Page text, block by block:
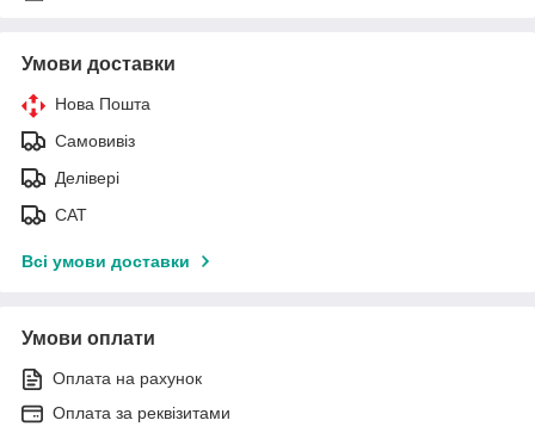
Умови доставки
Нова Пошта
Самовивіз
Делівері
САТ
Всі умови доставки
Умови оплати
Оплата на рахунок
Оплата за реквізитами